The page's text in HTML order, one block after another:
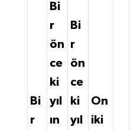
Bi
r
Bi
r
ön
ce
ki
yıl
ın
Bi
r
ön
ce
ki
yıl
On
iki